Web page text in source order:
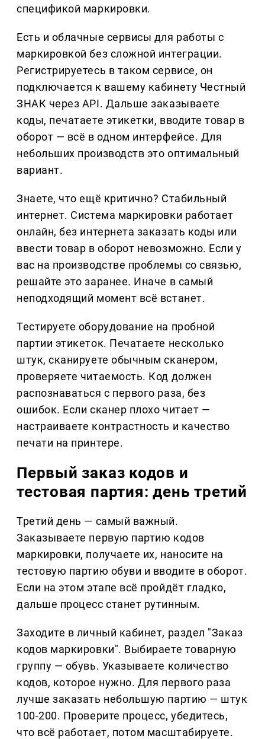
спецификой маркировки.
Есть и облачные сервисы для работы с
маркировкой без сложной интеграции.
Регистрируетесь в таком сервисе, он
подключается к вашему кабинету Честный
ЗНАК через API. Дальше заказываете
коды, печатаете этикетки, вводите товар в
оборот — всё в одном интерфейсе. Для
небольших производств это оптимальный
вариант.
Знаете, что ещё критично? Стабильный
интернет. Система маркировки работает
онлайн, без интернета заказать коды или
ввести товар в оборот невозможно. Если у
вас на производстве проблемы со связью,
решайте это заранее. Иначе в самый
неподходящий момент всё встанет.
Тестируете оборудование на пробной
партии этикеток. Печатаете несколько
штук, сканируете обычным сканером,
проверяете читаемость. Код должен
распознаваться с первого раза, без
ошибок. Если сканер плохо читает —
настраиваете контрастность и качество
печати на принтере.
Первый заказ кодов и
тестовая партия: день третий
Третий день — самый важный.
Заказываете первую партию кодов
маркировки, получаете их, наносите на
тестовую партию обуви и вводите в оборот.
Если на этом этапе всё пройдёт гладко,
дальше процесс станет рутинным.
Заходите в личный кабинет, раздел "Заказ
кодов маркировки". Выбираете товарную
группу — обувь. Указываете количество
кодов, которое нужно. Для первого раза
лучше заказать небольшую партию — штук
100-200. Проверите процесс, убедитесь,
что всё работает, потом масштабируете.